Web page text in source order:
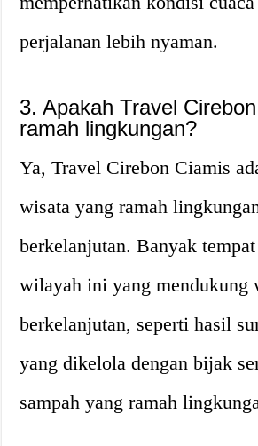
perjalanan lebih nyaman.
3. Apakah Travel
ramah lingkungan?
Ya, Travel Cirebon Ciamis
wisata yang ramah
berkelanjutan. Banyak
wilayah ini yang mendukung
berkelanjutan, seperti hasil
yang dikelola dengan bijak
sampah yang ramah